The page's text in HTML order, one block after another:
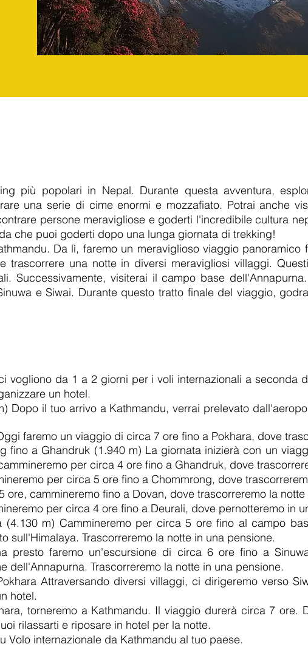
più popolari in Nepal. Durante questa avventura,
una serie di cime enormi e mozzafiato. Potrai anche
persone meravigliose e goderti l'incredibile cultura
che puoi goderti dopo una lunga giornata di trekking!
Da lì, faremo un meraviglioso viaggio panoramico
trascorrere una notte in diversi meravigliosi villaggi.
Successivamente, visiterai il campo base
e Siwai. Durante questo tratto finale del viaggio,
vogliono da 1 a 2 giorni per i voli internazionali a seconda
un hotel.
Dopo il tuo arrivo a Kathmandu, verrai prelevato
faremo un viaggio di circa 7 ore fino a Pokhara, dove
fino a Ghandruk (1.940 m) La giornata inizierà con un
per circa 4 ore fino a Ghandruk, dove
per circa 5 ore fino a Chommrong, dove
ore, cammineremo fino a Dovan, dove trascorreremo la
per circa 4 ore fino a Deurali, dove pernotteremo in
(4.130 m) Cammineremo per circa 5 ore fino al campo
sull'Himalaya. Trascorreremo la notte in una pensione.
presto faremo un'escursione di circa 6 ore fino a
dell'Annapurna. Trascorreremo la notte in una pensione.
Attraversando diversi villaggi, ci dirigeremo verso
hotel.
torneremo a Kathmandu. Il viaggio durerà circa 7 ore.
rilassarti e riposare in hotel per la notte.
Volo internazionale da Kathmandu al tuo paese.